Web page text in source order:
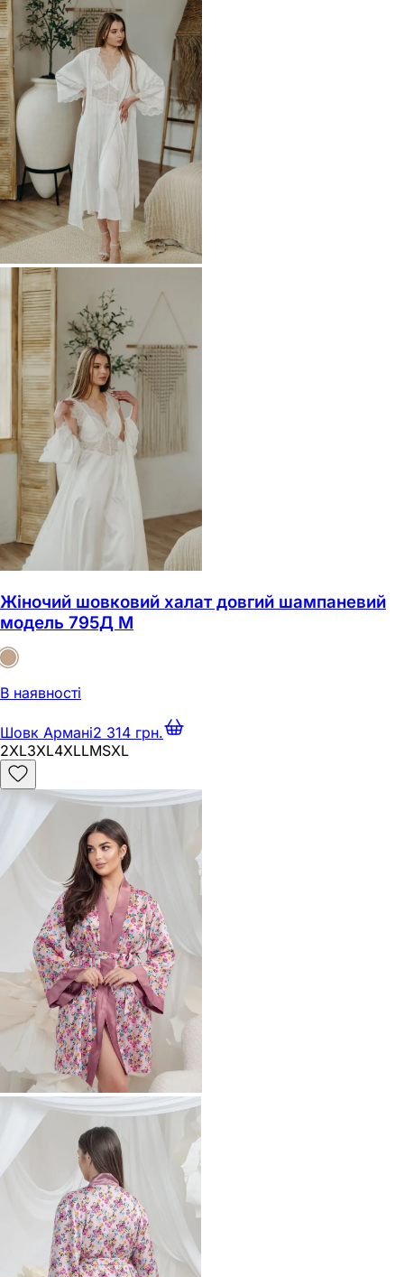
Жіночий шовковий халат довгий шампаневий
модель 795Д M
В наявності
Шовк Армані2 314 грн.
2XL3XL4XLLMSXL